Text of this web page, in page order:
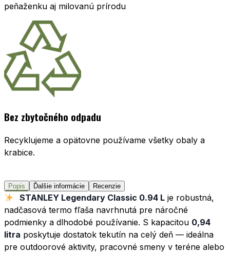
peňaženku aj milovanú prírodu
Bez zbytočného odpadu
Recyklujeme a opätovne používame všetky obaly a
krabice.
Popis Ďalšie informácie Recenzie
STANLEY Legendary Classic 0.94 L je robustná,
nadčasová termo fľaša navrhnutá pre náročné
podmienky a dlhodobé používanie. S kapacitou 0,94
litra poskytuje dostatok tekutín na celý deň — ideálna
pre outdoorové aktivity, pracovné smeny v teréne alebo